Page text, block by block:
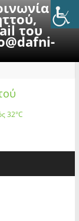
με
του
32°C